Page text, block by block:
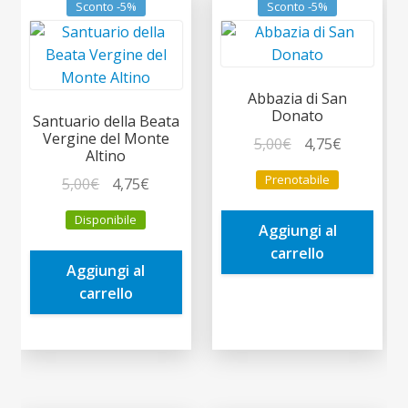
Sconto -5%
Santuario della Beata
Vergine del Monte
Altino
5,00€
prezzo
originale
era:
5,00€.
4,75€
è:
Disponibile
Aggiungi al
carrello
Sconto -5%
Abbazia di San
Donato
5,00€
prezzo
originale
era:
5,00€.
4,75€Il
è:
Prenotabile
Aggiungi al
carrello